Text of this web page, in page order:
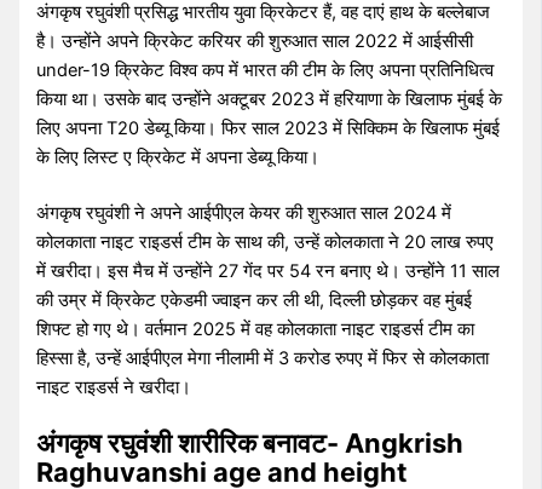
अंगकृष रघुवंशी प्रसिद्ध भारतीय युवा क्रिकेटर हैं, वह दाएं हाथ के बल्लेबाज
है। उन्होंने अपने क्रिकेट करियर की शुरुआत साल 2022 में आईसीसी
under-19 क्रिकेट विश्व कप में भारत की टीम के लिए अपना प्रतिनिधित्व
किया था। उसके बाद उन्होंने अक्टूबर 2023 में हरियाणा के खिलाफ मुंबई के
लिए अपना T20 डेब्यू किया। फिर साल 2023 में सिक्किम के खिलाफ मुंबई
के लिए लिस्ट ए क्रिकेट में अपना डेब्यू किया।
अंगकृष रघुवंशी ने अपने आईपीएल केयर की शुरुआत साल 2024 में
कोलकाता नाइट राइडर्स टीम के साथ की, उन्हें कोलकाता ने 20 लाख रुपए
में खरीदा। इस मैच में उन्होंने 27 गेंद पर 54 रन बनाए थे। उन्होंने 11 साल
की उम्र में क्रिकेट एकेडमी ज्वाइन कर ली थी, दिल्ली छोड़कर वह मुंबई
शिफ्ट हो गए थे। वर्तमान 2025 में वह कोलकाता नाइट राइडर्स टीम का
हिस्सा है, उन्हें आईपीएल मेगा नीलामी में 3 करोड रुपए में फिर से कोलकाता
नाइट राइडर्स ने खरीदा।
अंगकृष रघुवंशीशारीरिक बनावट- Angkrish
Raghuvanshi age and height